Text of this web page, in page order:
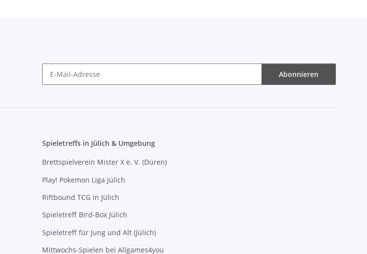
Abonnieren
Spieletreffs in Jülich & Umgebung
Brettspielverein Mister X e. V. (Düren)
Play! Pokemon Liga Jülich
Riftbound TCG in Jülich
Spieletreff Bird-Box Jülich
Spieletreff für Jung und Alt (Jülich)
Mittwochs-Spielen bei Allgames4you